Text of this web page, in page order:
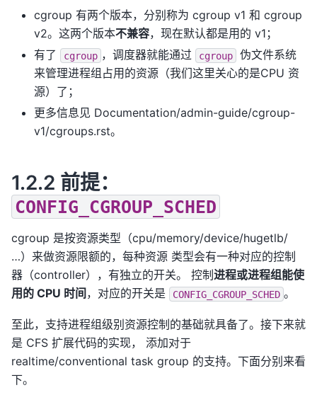
cgroup 有两个版本，分别称为 cgroup v1 和 cgroup
v2。这两个版本不兼容，现在默认都是用的 v1；
有了
cgroup ，调度器就能通过 cgroup
伪文件系统
来管理进程组占用的资源（我们这里关心的是CPU 资
源）了；
更多信息见 Documentation/admin-guide/cgroup-
v1/cgroups.rst。
1.2.2 前提：
CONFIG_CGROUP_SCHED
cgroup 是按资源类型（cpu/memory/device/hugetlb/
…）来做资源限额的，每种资源 类型会有一种对应的控制
器（controller），有独立的开关。 控制 进程或进程组能使
用的 CPU 时间 ，对应的开关是 CONFIG_CGROUP_SCHED 。
至此，支持进程组级别资源控制的基础就具备了。接下来就
是 CFS 扩展代码的实现， 添加对于
realtime/conventional task group 的支持。下面分别来看
下。